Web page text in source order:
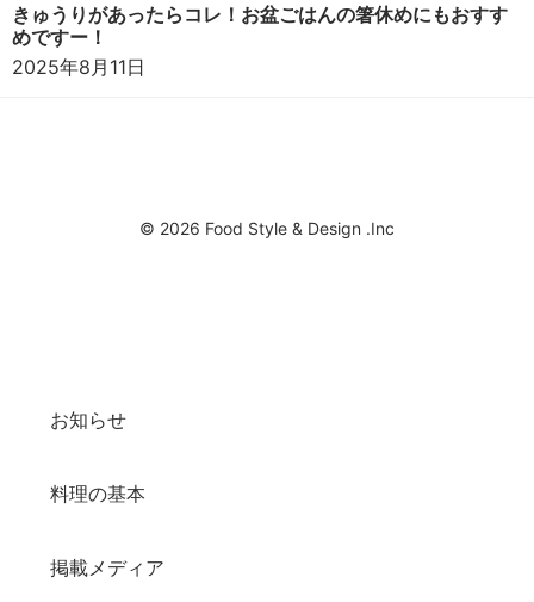
きゅうりがあったらコレ！お盆ごはんの箸休めにもおすす
めですー！
2025年8月11日
© 2026 Food Style & Design .Inc
お知らせ
料理の基本
掲載メディア